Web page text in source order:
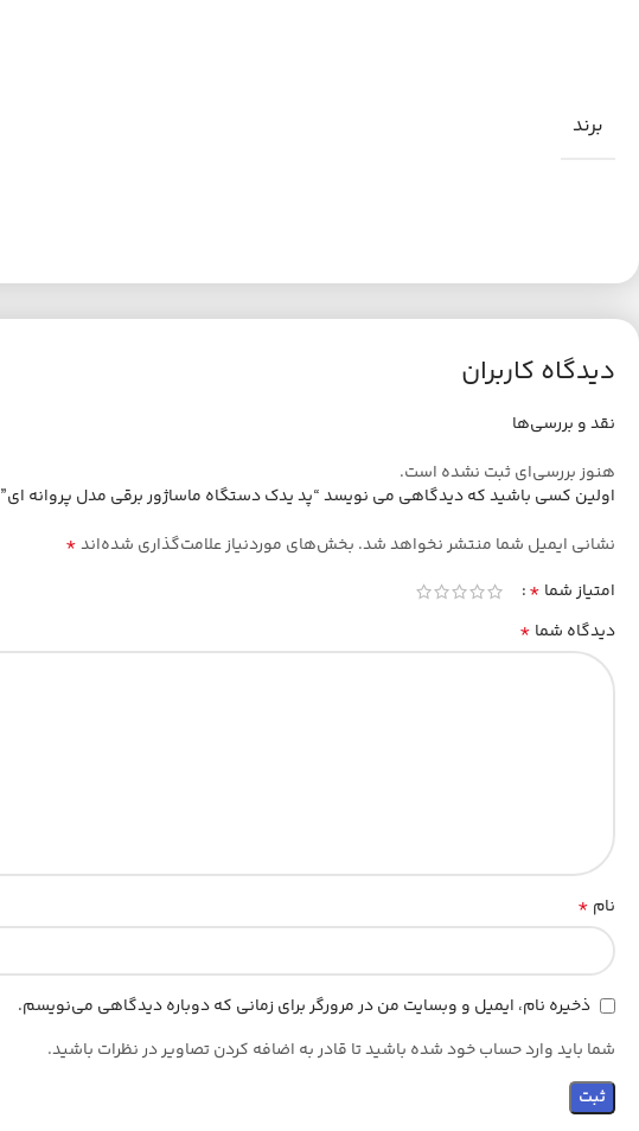
برند
دیدگاه کاربران
نقد و بررسی‌ها
هنوز بررسی‌ای ثبت نشده است.
اولین کسی باشید که دیدگاهی می نویسد “پد یدک دستگاه ماساژور برقی مدل پروانه ای”
نشانی ایمیل شما منتشر نخواهد شد. بخش‌های موردنیاز علامت‌گذاری شده‌اند*
امتیاز شما *
دیدگاه شما *
نام *
ذخیره نام، ایمیل و وبسایت من در مرورگر برای زمانی که دوباره دیدگاهی می‌نویسم.
شما باید وارد حساب خود شده باشید تا قادر به اضافه کردن تصاویر در نظرات باشید.